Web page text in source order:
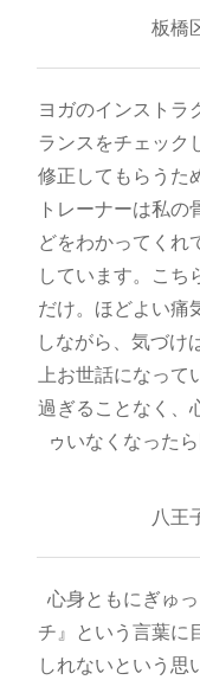
板橋
ヨガのインストラ
ランスをチェック
修正してもらうた
トレーナーは私
どをわかってくれ
しています。こち
だけ。ほどよい痛
しながら、気づけ
上お世話になって
過ぎることなく、
ゥいなくなった
八王
心身ともにぎゅ
チ』という言葉に
しれないという思